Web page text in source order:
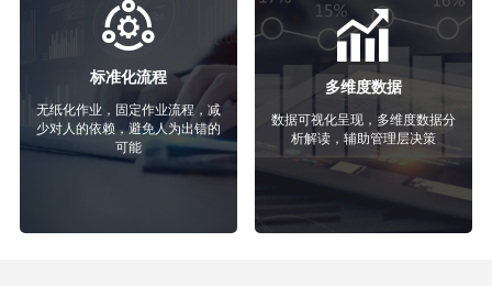
标准化流程
无纸化作业，固定作业流程，减
少对人的依赖，避免人为出错的
可能
多维度数据
数据可视化呈现，多维度数据分
析解读，辅助管理层决策